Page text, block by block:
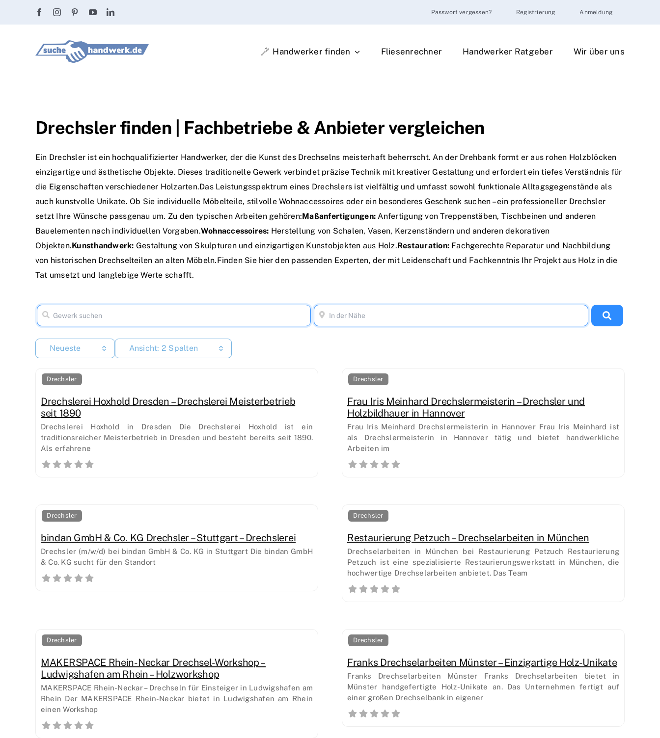
Passwort vergessen? Registrierung Anmeldung
Handwerker finden Fliesenrechner Handwerker Ratgeber Wir über uns
Drechsler finden | Fachbetriebe & Anbieter vergleichen
Ein Drechsler ist ein hochqualifizierter Handwerker, der die Kunst des Drechselns meisterhaft beherrscht. An der Drehbank formt er aus rohen Holzblöcken
einzigartige und ästhetische Objekte. Dieses traditionelle Gewerk verbindet präzise Technik mit kreativer Gestaltung und erfordert ein tiefes Verständnis für
die Eigenschaften verschiedener Holzarten.Das Leistungsspektrum eines Drechslers ist vielfältig und umfasst sowohl funktionale Alltagsgegenstände als
auch kunstvolle Unikate. Ob Sie individuelle Möbelteile, stilvolle Wohnaccessoires oder ein besonderes Geschenk suchen – ein professioneller Drechsler
setzt Ihre Wünsche passgenau um. Zu den typischen Arbeiten gehören:Maßanfertigungen: Anfertigung von Treppenstäben, Tischbeinen und anderen
Bauelementen nach individuellen Vorgaben.Wohnaccessoires: Herstellung von Schalen, Vasen, Kerzenständern und anderen dekorativen
Objekten.Kunsthandwerk: Gestaltung von Skulpturen und einzigartigen Kunstobjekten aus Holz.Restauration: Fachgerechte Reparatur und Nachbildung
von historischen Drechselteilen an alten Möbeln.Finden Sie hier den passenden Experten, der mit Leidenschaft und Fachkenntnis Ihr Projekt aus Holz in die
Tat umsetzt und langlebige Werte schafft.
Neueste Ansicht: 2 Spalten
Drechsler
Drechslerei Hoxhold Dresden – Drechslerei Meisterbetrieb
seit 1890
Drechslerei Hoxhold in Dresden Die Drechslerei Hoxhold ist ein
traditionsreicher Meisterbetrieb in Dresden und besteht bereits seit 1890.
Als erfahrene
Drechsler
Frau Iris Meinhard Drechslermeisterin – Drechsler und
Holzbildhauer in Hannover
Frau Iris Meinhard Drechslermeisterin in Hannover Frau Iris Meinhard ist
als Drechslermeisterin in Hannover tätig und bietet handwerkliche
Arbeiten im
Drechsler
bindan GmbH & Co. KG Drechsler – Stuttgart – Drechslerei
Drechsler (m/w/d) bei bindan GmbH & Co. KG in Stuttgart Die bindan GmbH
& Co. KG sucht für den Standort
Drechsler
Restaurierung Petzuch – Drechselarbeiten in München
Drechselarbeiten in München bei Restaurierung Petzuch Restaurierung
Petzuch ist eine spezialisierte Restaurierungswerkstatt in München, die
hochwertige Drechselarbeiten anbietet. Das Team
Drechsler
MAKERSPACE Rhein-Neckar Drechsel-Workshop –
Ludwigshafen am Rhein – Holzworkshop
MAKERSPACE Rhein-Neckar – Drechseln für Einsteiger in Ludwigshafen am
Rhein Der MAKERSPACE Rhein-Neckar bietet in Ludwigshafen am Rhein
einen Workshop
Drechsler
Franks Drechselarbeiten Münster – Einzigartige Holz-Unikate
Franks Drechselarbeiten Münster Franks Drechselarbeiten bietet in
Münster handgefertigte Holz-Unikate an. Das Unternehmen fertigt auf
einer großen Drechselbank in eigener